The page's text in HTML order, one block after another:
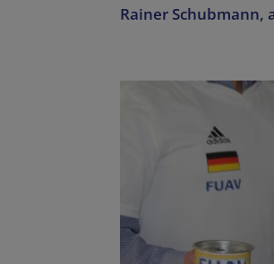
Rainer Schubmann,